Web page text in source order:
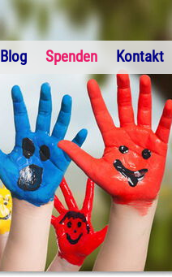
Blog Spenden Kontakt